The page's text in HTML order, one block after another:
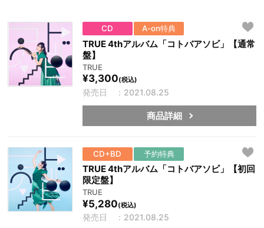
CD A-on特典
TRUE 4thアルバム「コトバアソビ」【通常
盤】
TRUE
¥3,300(税込)
発売日 ：2021.08.25
商品詳細
CD+BD 予約特典
TRUE 4thアルバム「コトバアソビ」【初回
限定盤】
TRUE
¥5,280(税込)
発売日 ：2021.08.25